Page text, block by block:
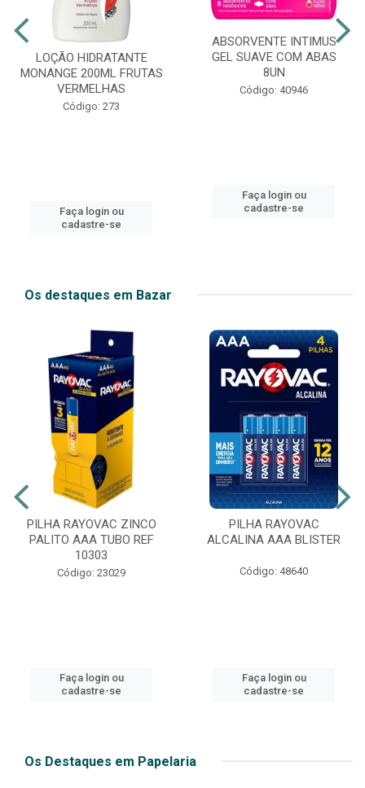
LOÇÃO HIDRATANTE
MONANGE 200ML FRUTAS
VERMELHAS
Código: 273
Faça login ou
cadastre-se
ABSORVENTE INTIMUS
GEL SUAVE COM ABAS
8UN
Código: 40946
Faça login ou
cadastre-se
Os destaques em Bazar
PILHA RAYOVAC ZINCO
PALITO AAA TUBO REF
10303
Código: 23029
Faça login ou
cadastre-se
PILHA RAYOVAC
ALCALINA AAA BLISTER
Código: 48640
Faça login ou
cadastre-se
Os Destaques em Papelaria